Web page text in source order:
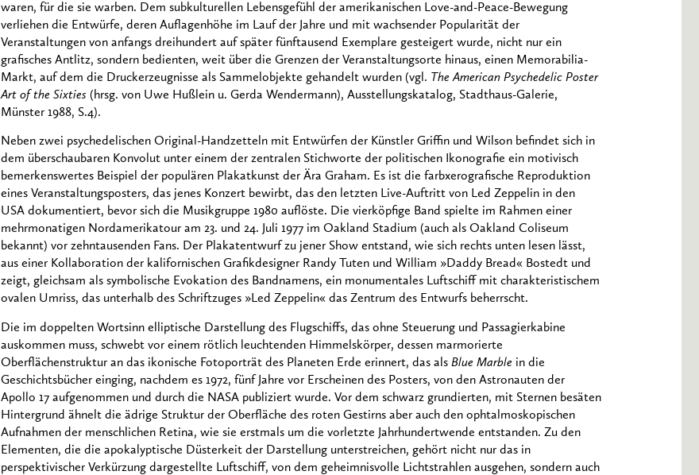
waren, für die sie warben. Dem subkulturellen Lebensgefühl der amerikanischen Love-and-Peace-Bewegung
verliehen die Entwürfe, deren Auflagenhöhe im Lauf der Jahre und mit wachsender Popularität der
Veranstaltungen von anfangs dreihundert auf später fünftausend Exemplare gesteigert wurde, nicht nur ein
grafisches Antlitz, sondern bedienten, weit über die Grenzen der Veranstaltungsorte hinaus, einen Memorabilia-
Markt, auf dem die Druckerzeugnisse als Sammelobjekte gehandelt wurden (vgl. The American Psychedelic Poster
Art of the Sixties (hrsg. von Uwe Hußlein u. Gerda Wendermann), Ausstellungskatalog, Stadthaus-Galerie,
Münster 1988, S.4).
Neben zwei psychedelischen Original-Handzetteln mit Entwürfen der Künstler Griffin und Wilson befindet sich in
dem überschaubaren Konvolut unter einem der zentralen Stichworte der politischen Ikonografie ein motivisch
bemerkenswertes Beispiel der populären Plakatkunst der Ära Graham. Es ist die farbxerografische Reproduktion
eines Veranstaltungsposters, das jenes Konzert bewirbt, das den letzten Live-Auftritt von Led Zeppelin in den
USA dokumentiert, bevor sich die Musikgruppe 1980 auflöste. Die vierköpfige Band spielte im Rahmen einer
mehrmonatigen Nordamerikatour am 23. und 24. Juli 1977 im Oakland Stadium (auch als Oakland Coliseum
bekannt) vor zehntausenden Fans. Der Plakatentwurf zu jener Show entstand, wie sich rechts unten lesen lässt,
aus einer Kollaboration der kalifornischen Grafikdesigner Randy Tuten und William »Daddy Bread« Bostedt und
zeigt, gleichsam als symbolische Evokation des Bandnamens, ein monumentales Luftschiff mit charakteristischem
ovalen Umriss, das unterhalb des Schriftzuges »Led Zeppelin« das Zentrum des Entwurfs beherrscht.
Die im doppelten Wortsinn elliptische Darstellung des Flugschiffs, das ohne Steuerung und Passagierkabine
auskommen muss, schwebt vor einem rötlich leuchtenden Himmelskörper, dessen marmorierte
Oberflächenstruktur an das ikonische Fotoporträt des Planeten Erde erinnert, das als Blue Marble in die
Geschichtsbücher einging, nachdem es 1972, fünf Jahre vor Erscheinen des Posters, von den Astronauten der
Apollo 17 aufgenommen und durch die NASA publiziert wurde. Vor dem schwarz grundierten, mit Sternen besäten
Hintergrund ähnelt die ädrige Struktur der Oberfläche des roten Gestirns aber auch den ophtalmoskopischen
Aufnahmen der menschlichen Retina, wie sie erstmals um die vorletzte Jahrhundertwende entstanden. Zu den
Elementen, die die apokalyptische Düsterkeit der Darstellung unterstreichen, gehört nicht nur das in
perspektivischer Verkürzung dargestellte Luftschiff, von dem geheimnisvolle Lichtstrahlen ausgehen, sondern auch